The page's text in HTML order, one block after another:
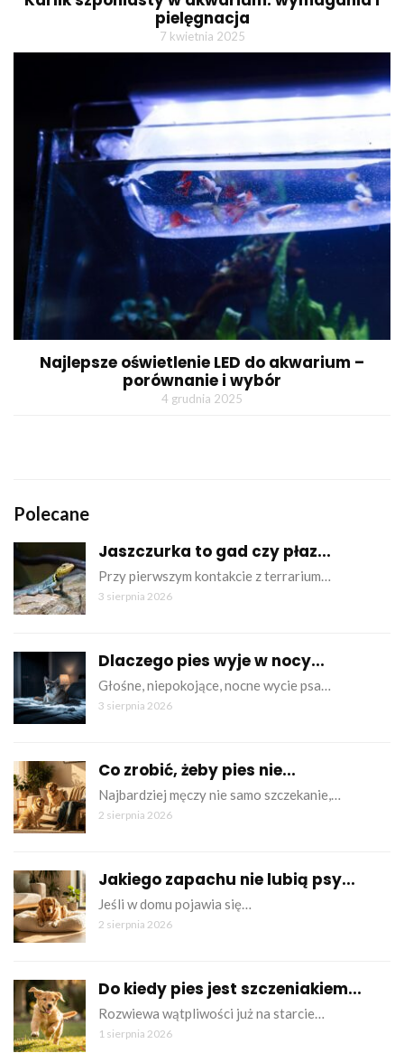
pielęgnacja
7 kwietnia 2025
Najlepsze oświetlenie LED do akwarium –
porównanie i wybór
4 grudnia 2025
Polecane
Jaszczurka to gad czy płaz...
Przy pierwszym kontakcie z terrarium…
3 sierpnia 2026
Dlaczego pies wyje w nocy...
Głośne, niepokojące, nocne wycie psa…
3 sierpnia 2026
Co zrobić, żeby pies nie...
Najbardziej męczy nie samo szczekanie,…
2 sierpnia 2026
Jakiego zapachu nie lubią psy...
Jeśli w domu pojawia się…
2 sierpnia 2026
Do kiedy pies jest szczeniakiem...
Rozwiewa wątpliwości już na starcie…
1 sierpnia 2026